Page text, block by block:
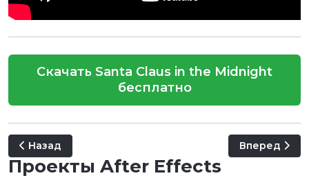
Скачать Santa Claus in the Midnight
бесплатно
Предыдущий: Merry Christmas and Happy New Year
Назад Следующий:
Вперед
Проекты After Effects